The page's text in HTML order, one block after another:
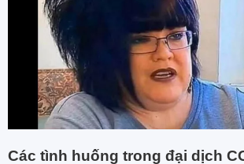
Các tình huống trong đại dịch